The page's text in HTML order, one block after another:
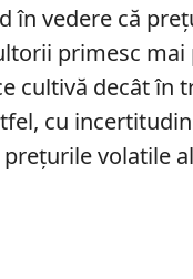
în vedere că
primesc mai
cultivă decât în
cu
volatile